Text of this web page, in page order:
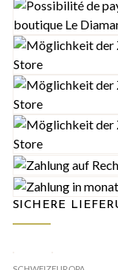
SICHERE